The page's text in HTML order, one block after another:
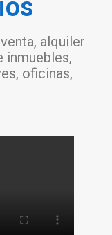
alquiler
inmuebles,
oficinas,